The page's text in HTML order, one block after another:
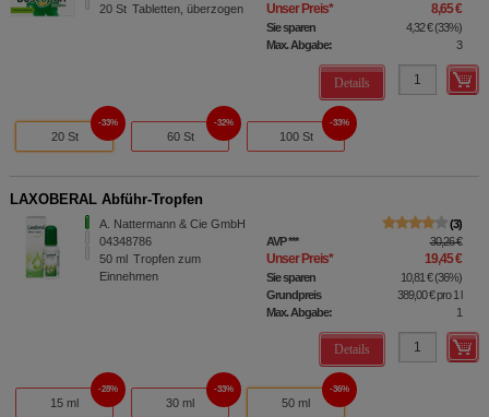
20 St Tabletten, überzogen Unser Preis* 8,65 €
Sie sparen 4,32 €(33%)
Max. Abgabe:
3
Details
20 St
33%
60 St
32%
100 St
33%
LAXOBERAL Abführ-Tropfen
A. Nattermann & Cie GmbH
04348786
50 ml Tropfen zum
Einnehmen
3
AVP*** 30,26 €
Unser Preis* 19,45 €
Sie sparen 10,81 €(36%)
Grundpreis
389,00 €pro 1 l
Max. Abgabe:
1
Details
15 ml
28%
30 ml
33%
50 ml
36%